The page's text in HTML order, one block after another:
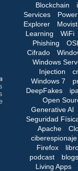
Blockchain
Services
Explorer
Learning
WiFi
Phishing
Cifrado
Windows
Injection
Windows 7
DeepFakes
Open
Generative AI
Seguridad
Apache
ciberespionaje
Firefox
podcast
blogs
Living Apps